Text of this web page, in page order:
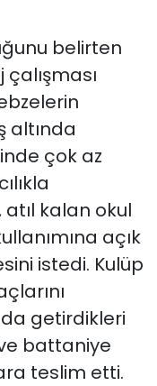
belirten
altında
çok az
kalan okul
açık
istedi. Kulüp
getirdikleri
battaniye
teslim etti.